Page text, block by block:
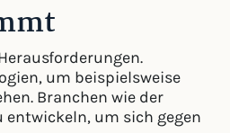
um beispielsweise
Branchen wie der
entwickeln, um sich gegen